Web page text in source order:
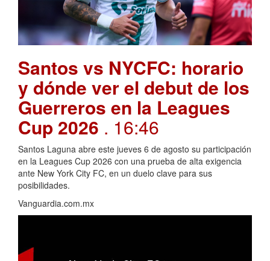
Santos vs NYCFC: horario
y dónde ver el debut de los
Guerreros en la Leagues
Cup 2026 . 16:46
Santos Laguna abre este jueves 6 de agosto su participación
en la Leagues Cup 2026 con una prueba de alta exigencia
ante New York City FC, en un duelo clave para sus
posibilidades.
Vanguardia.com.mx